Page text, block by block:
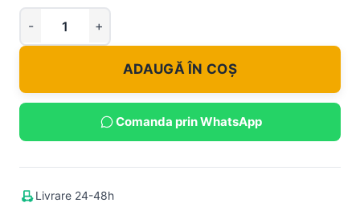
ADAUGĂ ÎN COȘ
Comanda prin WhatsApp
Livrare 24-48h